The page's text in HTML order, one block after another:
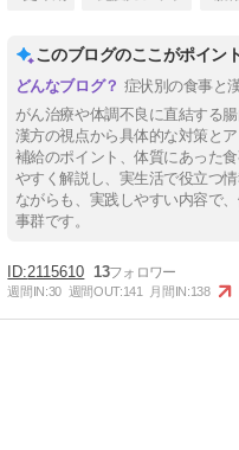
このブログのここがポイン
症状別の食事と
がん治療や体調不良に直結する
漢方の視点から具体的な対策と
補給のポイント、体質にあった
やすく解説し、実生活で役立つ
ながらも、実践しやすい内容で
事群です。
2115610 13
週間IN:30 週間OUT:141 月間IN:138